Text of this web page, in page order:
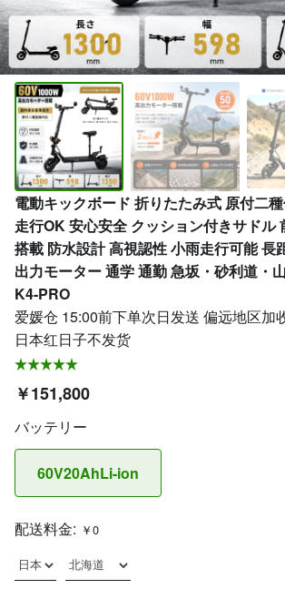
電動キックボード 折りたたみ式 原付二
走行OK 安心安全 クッション付きサドル
搭載 防水設計 高視認性 小雨走行可能 長
出力モーター 通学 通勤 急坂・砂利道・
K4-PRO
爱媛仓 15:00前下单次日发送 偏远地区加
日本红日子不发货
￥151,800
バッテリー
60V20AhLi-ion
配送料金: ￥0